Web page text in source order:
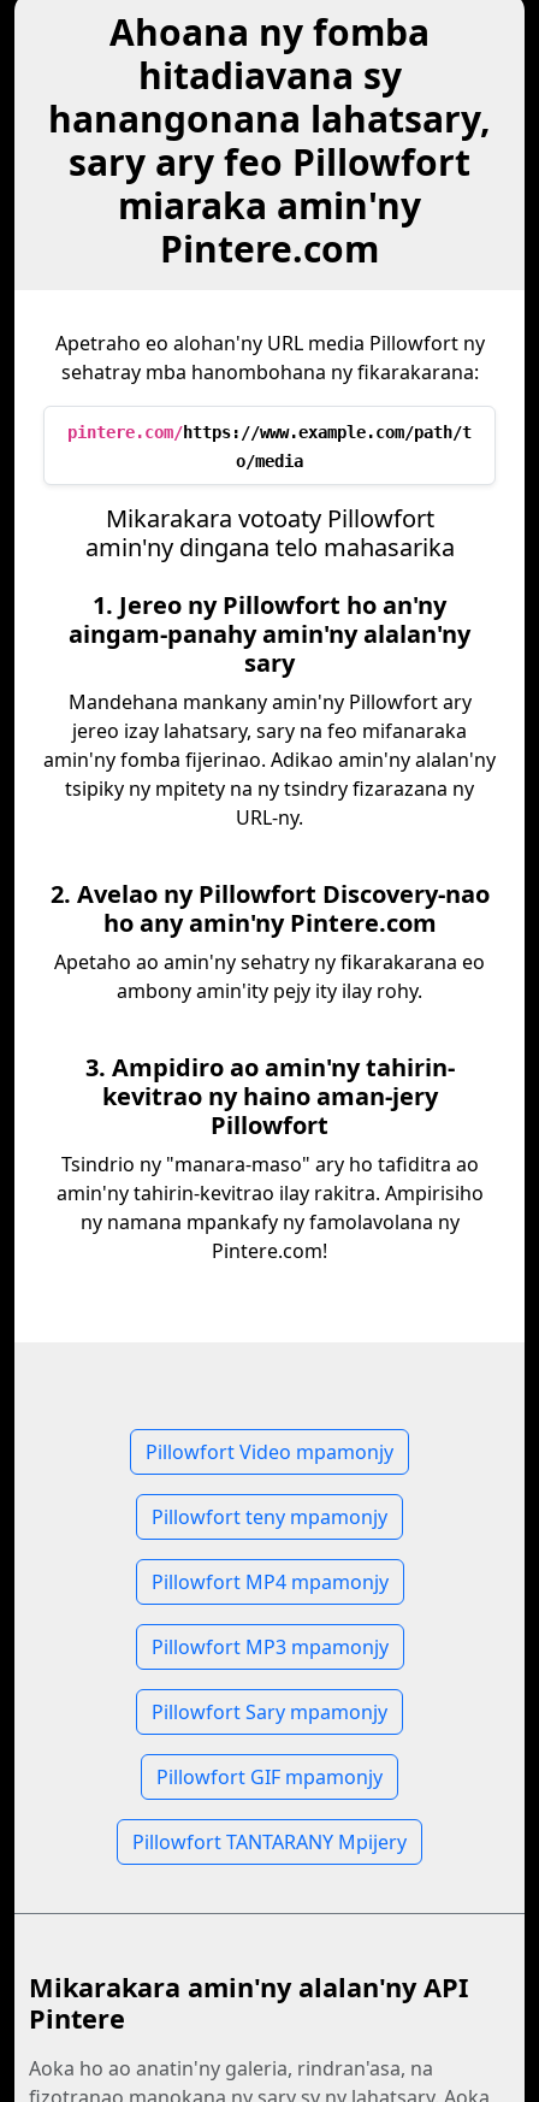
Ahoana ny fomba
hitadiavana sy
hanangonana lahatsary,
sary ary feo Pillowfort
miaraka amin'ny
Pintere.com
Apetraho eo alohan'ny URL media Pillowfort ny
sehatray mba hanombohana ny fikarakarana:
pintere.com/https://www.example.com/path/t
o/media
Mikarakara votoaty Pillowfort
amin'ny dingana telo mahasarika
1. Jereo ny Pillowfort ho an'ny
aingam-panahy amin'ny alalan'ny
sary
Mandehana mankany amin'ny Pillowfort ary
jereo izay lahatsary, sary na feo mifanaraka
amin'ny fomba fijerinao. Adikao amin'ny alalan'ny
tsipiky ny mpitety na ny tsindry fizarazana ny
URL-ny.
2. Avelao ny Pillowfort Discovery-nao
ho any amin'ny Pintere.com
Apetaho ao amin'ny sehatry ny fikarakarana eo
ambony amin'ity pejy ity ilay rohy.
3. Ampidiro ao amin'ny tahirin-
kevitrao ny haino aman-jery
Pillowfort
Tsindrio ny "manara-maso" ary ho tafiditra ao
amin'ny tahirin-kevitrao ilay rakitra. Ampirisiho
ny namana mpankafy ny famolavolana ny
Pintere.com!
Pillowfort Video mpamonjy
Pillowfort teny mpamonjy
Pillowfort MP4 mpamonjy
Pillowfort MP3 mpamonjy
Pillowfort Sary mpamonjy
Pillowfort GIF mpamonjy
Pillowfort TANTARANY Mpijery
Mikarakara amin'ny alalan'ny API
Pintere
Aoka ho ao anatin'ny galeria, rindran'asa, na